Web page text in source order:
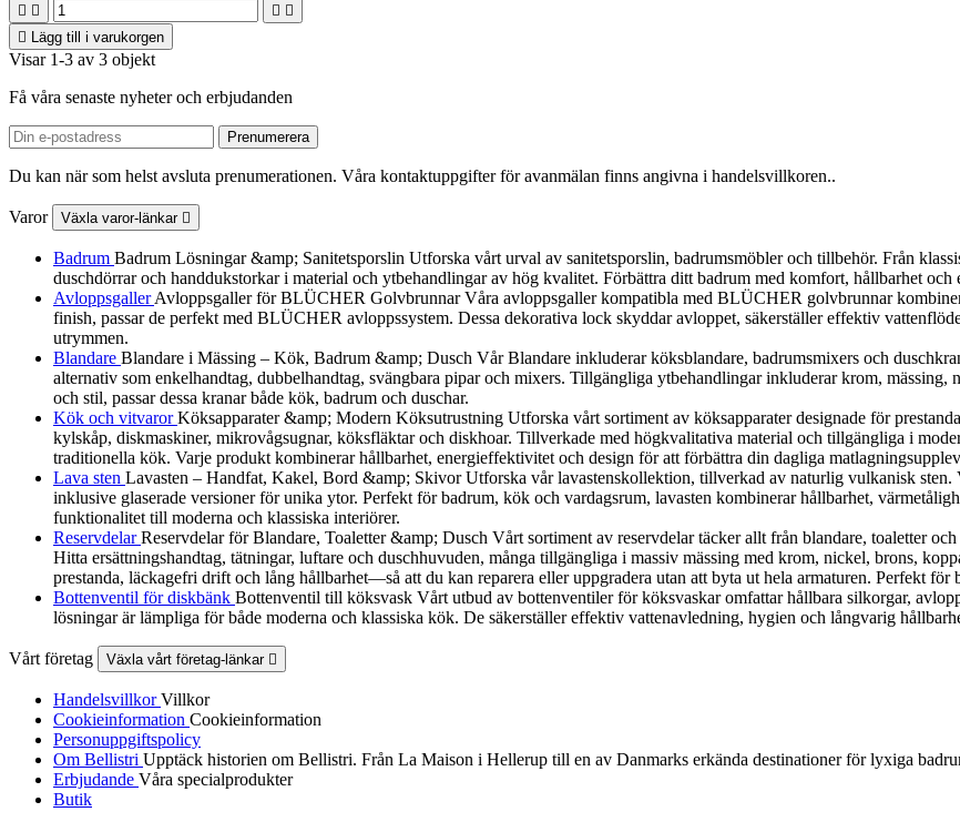
   

Lägg till i varukorgen
Visar 1-3 av 3 objekt
Få våra senaste nyheter och erbjudanden
Du kan när som helst avsluta prenumerationen. Våra kontaktuppgifter för avanmälan finns angivna i handelsvillkoren..
Varor Växla varor-länkar 
Badrum Badrum Lösningar &amp; Sanitetsporslin Utforska vårt urval av sanitetsporslin, badrumsmöbler och tillbehör. Från
duschdörrar och handdukstorkar i material och ytbehandlingar av hög kvalitet. Förbättra ditt badrum med komfort, hållbarhet och
AvloppsgallerAvloppsgaller för BLÜCHER Golvbrunnar Våra avloppsgaller kompatibla med BLÜCHER golvbrunnar
finish, passar de perfekt med BLÜCHER avloppssystem. Dessa dekorativa lock skyddar avloppet, säkerställer effektiv
utrymmen.
Blandare Blandare i Mässing – Kök, Badrum &amp; Dusch Vår Blandare inkluderar köksblandare, badrumsmixers och
alternativ som enkelhandtag, dubbelhandtag, svängbara pipar och mixers. Tillgängliga ytbehandlingar inkluderar krom,
och stil, passar dessa kranar både kök, badrum och duschar.
Kök och vitvarorKöksapparater &amp; Modern Köksutrustning Utforska vårt sortiment av köksapparater designade för
kylskåp, diskmaskiner, mikrovågsugnar, köksfläktar och diskhoar. Tillverkade med högkvalitativa material och tillgängliga i
traditionella kök. Varje produkt kombinerar hållbarhet, energieffektivitet och design för att förbättra din dagliga
Lava sten Lavasten – Handfat, Kakel, Bord &amp; Skivor Utforska vår lavastenskollektion, tillverkad av naturlig vulkanisk
inklusive glaserade versioner för unika ytor. Perfekt för badrum, kök och vardagsrum, lavasten kombinerar hållbarhet,
funktionalitet till moderna och klassiska interiörer.
ReservdelarReservdelar för Blandare, Toaletter &amp; Dusch Vårt sortiment av reservdelar täcker allt från blandare, toaletter
Hitta ersättningshandtag, tätningar, luftare och duschhuvuden, många tillgängliga i massiv mässing med krom, nickel, brons,
prestanda, läckagefri drift och lång hållbarhet—så att du kan reparera eller uppgradera utan att byta ut hela armaturen. Perfekt för
Bottenventil för diskbänk Bottenventil till köksvask Vårt utbud av bottenventiler för köksvaskar omfattar hållbara silkorgar,
lösningar är lämpliga för både moderna och klassiska kök. De säkerställer effektiv vattenavledning, hygien och långvarig
Vårt företag Växla vårt företag-länkar 
HandelsvillkorVillkor
Cookieinformation Cookieinformation
Personuppgiftspolicy
Om Bellistri Upptäck historien om Bellistri. Från La Maison i Hellerup till en av Danmarks erkända destinationer för lyxiga
Erbjudande Våra specialprodukter
Butik